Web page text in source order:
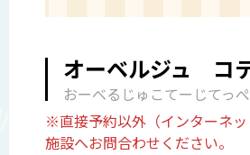
オーベルジュ コ
おーべるじゅこてーじてっ
※直接予約以外（インターネ
施設へお問合わせください。